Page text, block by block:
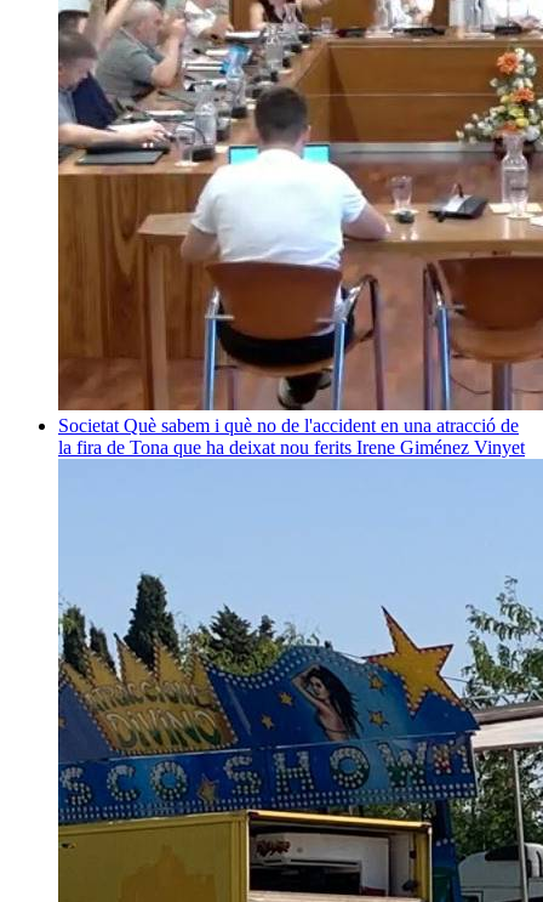
Societat Què sabem i què no de l'accident en una atracció de
la fira de Tona que ha deixat nou ferits Irene Giménez Vinyet